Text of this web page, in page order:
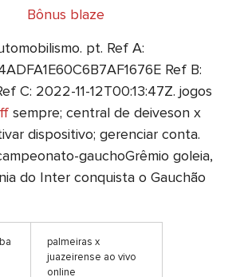
Bônus blaze
pt. Ref A:
Ref B:
C: 2022-11-12T00:13:47Z. jogos
sempre; central de deiveson x
dispositivo; gerenciar conta.
gauchoGrêmio goleia,
do Inter conquista o Gauchão
palmeiras x
juazeirense ao vivo
online